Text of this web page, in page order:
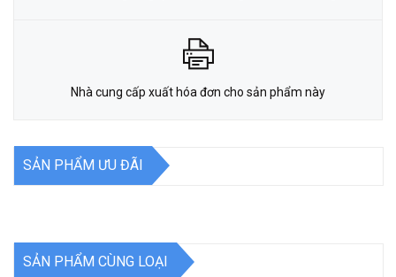
Nhà cung cấp xuất hóa đơn cho sản phẩm này
SẢN PHẨM ƯU ĐÃI
SẢN PHẨM CÙNG LOẠI